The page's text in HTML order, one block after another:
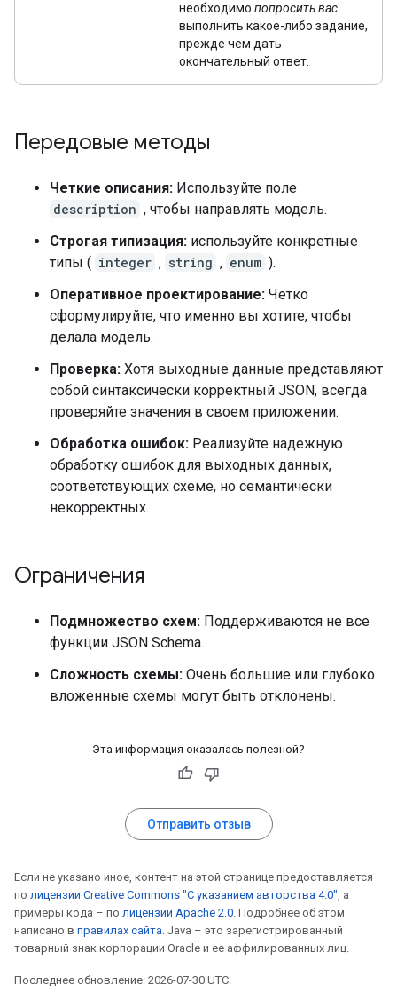
необходимо попросить вас
выполнить какое-либо задание,
прежде чем дать
окончательный ответ.
Передовые методы
Четкие описания: Используйте поле
description , чтобы направлять модель.
Строгая типизация: используйте конкретные
типы ( integer , string , enum ).
Оперативное проектирование: Четко
сформулируйте, что именно вы хотите, чтобы
делала модель.
Проверка: Хотя выходные данные представляют
собой синтаксически корректный JSON, всегда
проверяйте значения в своем приложении.
Обработка ошибок: Реализуйте надежную
обработку ошибок для выходных данных,
соответствующих схеме, но семантически
некорректных.
Ограничения
Подмножество схем: Поддерживаются не все
функции JSON Schema.
Сложность схемы: Очень большие или глубоко
вложенные схемы могут быть отклонены.
Эта информация оказалась полезной?
Отправить отзыв
Если не указано иное, контент на этой странице предоставляется
по лицензии Creative Commons "С указанием авторства 4.0", а
примеры кода – по лицензии Apache 2.0. Подробнее об этом
написано в правилах сайта. Java – это зарегистрированный
товарный знак корпорации Oracle и ее аффилированных лиц.
Последнее обновление: 2026-07-30 UTC.